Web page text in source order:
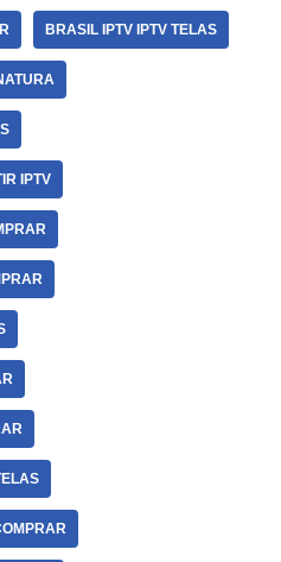
BRASIL IPTV IPTV TELAS
IPTV